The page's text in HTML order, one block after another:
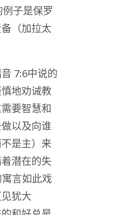
子是保罗
（加拉太
7:6中说的
地劝诫教
要智慧和
以及向谁
是主）来
潜在的失
言如此戏
犹大